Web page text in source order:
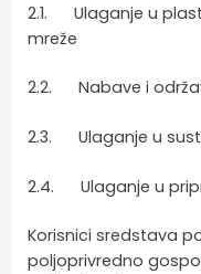
2.1. Ulaganje u
mreže
2.2. Nabave i
2.3. Ulaganje u
2.4. Ulaganje u
Korisnici sredstava
poljoprivredno